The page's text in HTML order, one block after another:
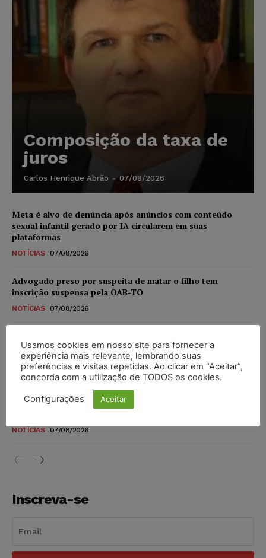
Composição da taxa de
juros
Carlos Henrique Abrão - 07/08/2026
Meta é alvo de denúncia após anúncios com conteúdo
sexual infantil gerado por IA circularem em suas
plataformas
NOTÍCIAS 07/08/2026
Advogado preso por suspeita de matar o filho tem
inscrição suspensa pela OAB-TO
NOTÍCIAS 07/08/2026
novos para pessoas com deficiência e autistas de todos os
níveis
DIREITO TRIBUTÁRIO 07/08/2026
Justiça do Trabalho mantém justa causa de empregado que
NOTÍCIAS 07/08/2026
Inscreva-se
Usamos cookies em nosso site para fornecer a
experiência mais relevante, lembrando suas
preferências e visitas repetidas. Ao clicar em “Aceitar”,
concorda com a utilização de TODOS os cookies.
Configurações Aceitar